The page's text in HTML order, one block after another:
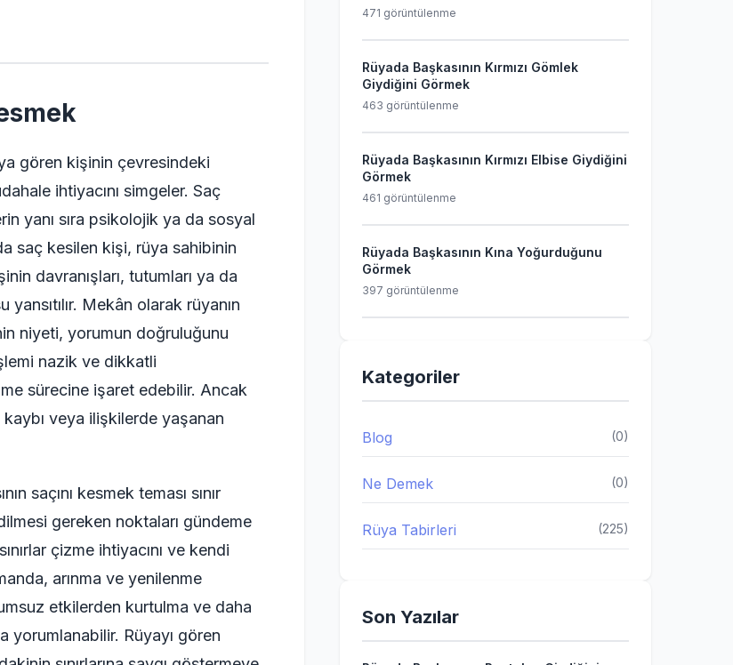
gören kişinin çevresindeki
ihtiyacını simgeler. Saç
yanı sıra psikolojik ya da sosyal
saç kesilen kişi, rüya sahibinin
davranışları, tutumları ya da
Mekân olarak rüyanın
niyeti, yorumun doğruluğunu
nazik ve dikkatli
sürecine işaret edebilir. Ancak
kaybı veya ilişkilerde yaşanan
saçını kesmek teması sınır
gereken noktaları gündeme
çizme ihtiyacını ve kendi
arınma ve yenilenme
etkilerden kurtulma ve daha
yorumlanabilir. Rüyayı gören
471 görüntülenme
Rüyada Başkasının Kırmızı Gömlek
Giydiğini Görmek
463 görüntülenme
Rüyada Başkasının Kırmızı Elbise Giydiğini
Görmek
461 görüntülenme
Rüyada Başkasının Kına Yoğurduğunu
Görmek
397 görüntülenme
Kategoriler
Blog (0)
Ne Demek (0)
Rüya Tabirleri (225)
Son Yazılar